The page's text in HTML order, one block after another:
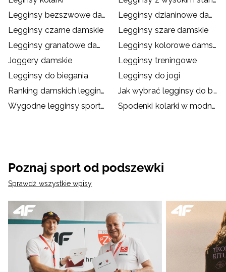
Legginsy bezszwowe damskie
Legginsy dzianinowe damskie
Legginsy czarne damskie
Legginsy szare damskie
Legginsy granatowe damskie
Legginsy kolorowe damskie
Joggery damskie
Legginsy treningowe
Legginsy do biegania
Legginsy do jogi
Ranking damskich legginsów sportowych – top 5
Jak wybrać legginsy do biegania?
Wygodne legginsy sportowe dla dzieci
Spodenki kolarki w modnych stylizacjach
Poznaj sport od podszewki
Sprawdź wszystkie wpisy